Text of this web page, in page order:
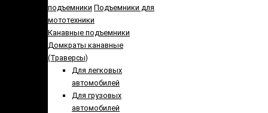
подъемники Подъемники для
мототехники
Канавные подъемники
Домкраты канавные
(Траверсы)
Для легковых
автомобилей
Для грузовых
автомобилей